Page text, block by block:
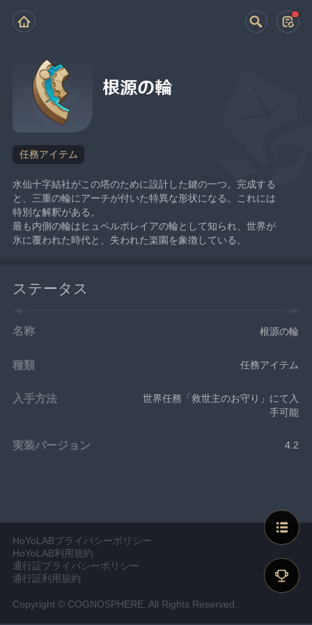
根源の輪
任務アイテム
水仙十字結社がこの塔のために設計した鍵の一つ。完成する
と、三重の輪にアーチが付いた特異な形状になる。これには
特別な解釈がある。
最も内側の輪はヒュペルボレイアの輪として知られ、世界が
氷に覆われた時代と、失われた楽園を象徴している。
ステータス
名称 根源の輪
種類 任務アイテム
入手方法
世界任務「救世主のお守り」にて入
手可能
実装バージョン 4.2
HoYoLABプライバシーポリシー
HoYoLAB利用規約
通行証プライバシーポリシー
通行証利用規約
Copyright © COGNOSPHERE. All Rights Reserved.